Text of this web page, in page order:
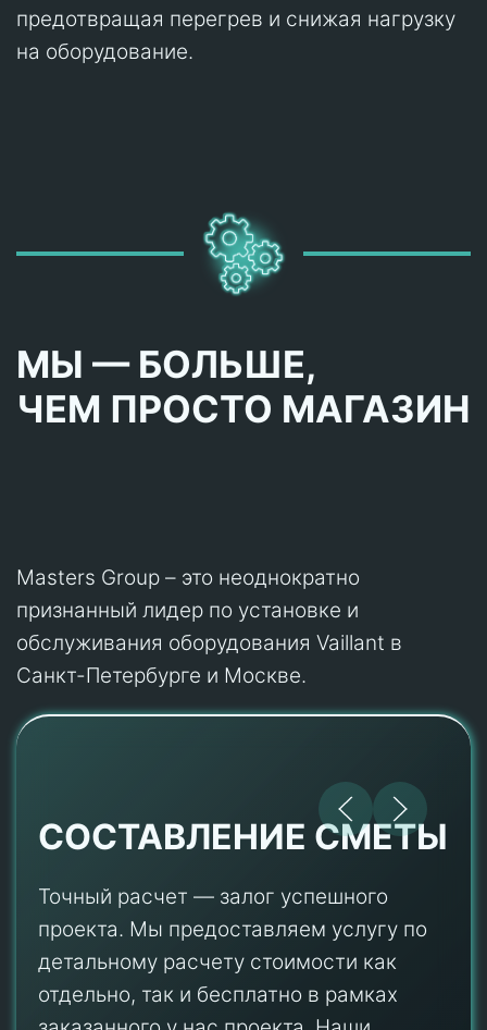
предотвращая перегрев и снижая нагрузку
на оборудование.
МЫ — БОЛЬШЕ,
ЧЕМ ПРОСТО МАГАЗИН
Masters Group – это неоднократно
признанный лидер по установке и
обслуживания оборудования Vaillant в
Санкт-Петербурге и Москве.
СОСТАВЛЕНИЕ СМЕТЫ
Точный расчет — залог успешного
проекта. Мы предоставляем услугу по
детальному расчету стоимости как
отдельно, так и бесплатно в рамках